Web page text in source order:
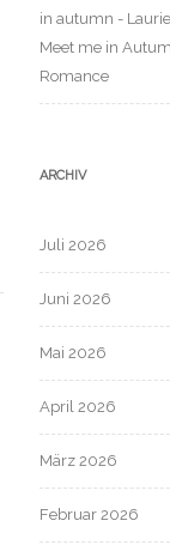
in autumn -
Meet me in
Romance
ARCHIV
Juli 2026
Juni 2026
Mai 2026
April 2026
März 2026
Februar 2026